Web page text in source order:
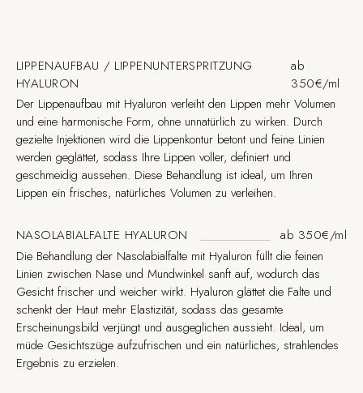
LIPPENAUFBAU / LIPPENUNTERSPRITZUNG
HYALURON
ab
350€/ml
Der Lippenaufbau mit Hyaluron verleiht den Lippen mehr Volumen
und eine harmonische Form, ohne unnatürlich zu wirken. Durch
gezielte Injektionen wird die Lippenkontur betont und feine Linien
werden geglättet, sodass Ihre Lippen voller, definiert und
geschmeidig aussehen. Diese Behandlung ist ideal, um Ihren
Lippen ein frisches, natürliches Volumen zu verleihen.
NASOLABIALFALTE HYALURON
ab 350€/ml
Die Behandlung der Nasolabialfalte mit Hyaluron füllt die feinen
Linien zwischen Nase und Mundwinkel sanft auf, wodurch das
Gesicht frischer und weicher wirkt. Hyaluron glättet die Falte und
schenkt der Haut mehr Elastizität, sodass das gesamte
Erscheinungsbild verjüngt und ausgeglichen aussieht. Ideal, um
müde Gesichtszüge aufzufrischen und ein natürliches, strahlendes
Ergebnis zu erzielen.